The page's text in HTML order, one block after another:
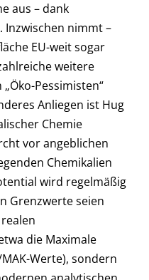
aus – dank
nimmt –
EU-weit sogar
weitere
Pessimisten“
Anliegen ist Hug
Chemie
vor angeblichen
Chemikalien
wird regelmäßig
Grenzwerte seien
die Maximale
Werte), sondern